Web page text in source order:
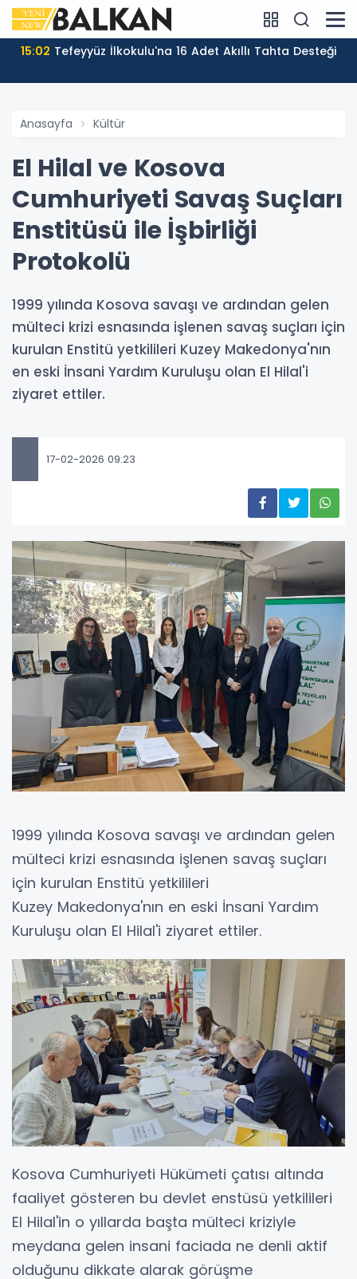
15:02 Tefeyyüz İlkokulu'na 16 Adet Akıllı Tahta Desteği
Anasayfa Kültür
El Hilal ve Kosova
Cumhuriyeti Savaş Suçları
Enstitüsü ile İşbirliği
Protokolü
1999 yılında Kosova savaşı ve ardından gelen
mülteci krizi esnasında işlenen savaş suçları için
kurulan Enstitü yetkilileri Kuzey Makedonya'nın
en eski İnsani Yardım Kuruluşu olan El Hilal'i
ziyaret ettiler.
17-02-2026 09:23
1999 yılında Kosova savaşı ve ardından gelen
mülteci krizi esnasında işlenen savaş suçları
için kurulan Enstitü yetkilileri
Kuzey Makedonya'nın en eski İnsani Yardım
Kuruluşu olan El Hilal'i ziyaret ettiler.
Kosova Cumhuriyeti Hükümeti çatısı altında
faaliyet gösteren bu devlet enstüsü yetkilileri
El Hilal'in o yıllarda başta mülteci kriziyle
meydana gelen insani faciada ne denli aktif
olduğunu dikkate alarak görüşme